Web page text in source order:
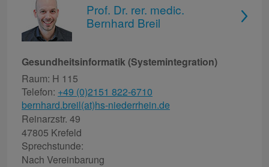
Prof. Dr. rer. medic.
Bernhard Breil
Gesundheitsinformatik (Systemintegration)
Raum: H 115
Telefon: +49 (0)2151 822-6710
bernhard.breil(at)hs-niederrhein.de
Reinarzstr. 49
47805 Krefeld
Sprechstunde:
Nach Vereinbarung